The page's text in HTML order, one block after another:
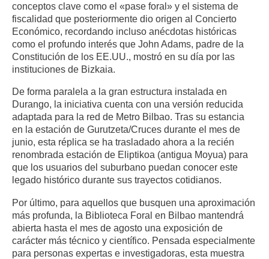
conceptos clave como el «pase foral» y el sistema de
fiscalidad que posteriormente dio origen al Concierto
Económico, recordando incluso anécdotas históricas
como el profundo interés que John Adams, padre de la
Constitución de los EE.UU., mostró en su día por las
instituciones de Bizkaia.
De forma paralela a la gran estructura instalada en
Durango, la iniciativa cuenta con una versión reducida
adaptada para la red de Metro Bilbao. Tras su estancia
en la estación de Gurutzeta/Cruces durante el mes de
junio, esta réplica se ha trasladado ahora a la recién
renombrada estación de Eliptikoa (antigua Moyua) para
que los usuarios del suburbano puedan conocer este
legado histórico durante sus trayectos cotidianos.
Por último, para aquellos que busquen una aproximación
más profunda, la Biblioteca Foral en Bilbao mantendrá
abierta hasta el mes de agosto una exposición de
carácter más técnico y científico. Pensada especialmente
para personas expertas e investigadoras, esta muestra